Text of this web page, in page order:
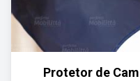
Protetor de